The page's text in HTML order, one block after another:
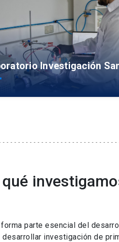
Investigación
parte esencial del
desarrollar investigación de